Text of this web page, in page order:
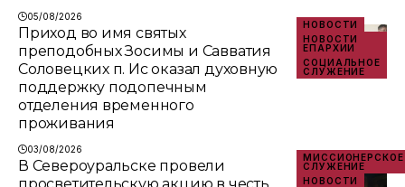
05/08/2026
НОВОСТИ
НОВОСТИ
ЕПАРХИИ
СОЦИАЛЬНОЕ
СЛУЖЕНИЕ
Приход во имя святых
преподобных Зосимы и Савватия
Соловецких п. Ис оказал духовную
поддержку подопечным
отделения временного
проживания
03/08/2026
МИССИОНЕРСКОЕ
СЛУЖЕНИЕ
НОВОСТИ
В Североуральске провели